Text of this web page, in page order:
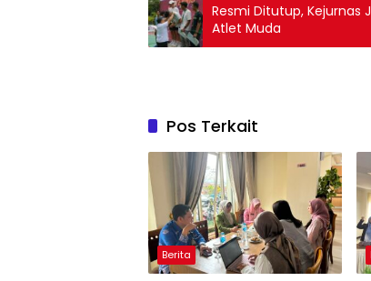
Resmi Ditutup, Kejurnas
Atlet Muda
Pos Terkait
Berita